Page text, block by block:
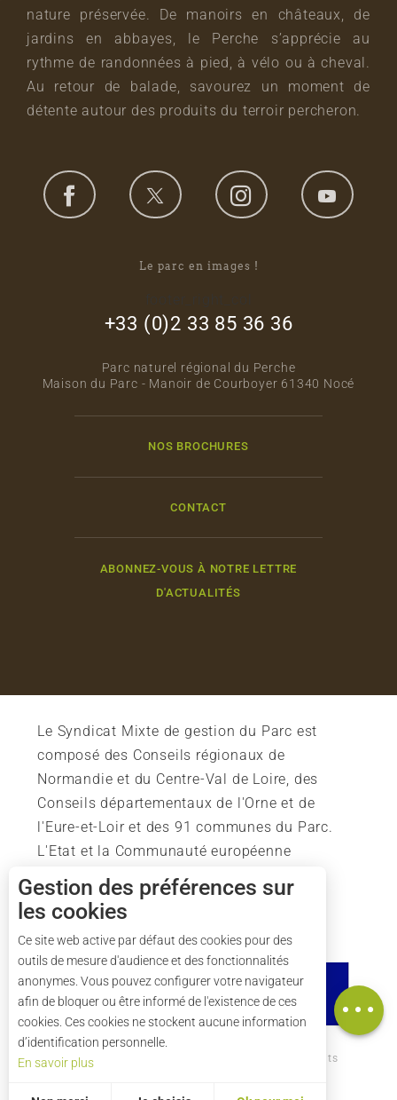
Horaires
Carte
nature préservée. De manoirs en châteaux, de
jardins en abbayes, le Perche s’apprécie au
rythme de randonnées à pied, à vélo ou à cheval.
Au retour de balade, savourez un moment de
détente autour des produits du terroir percheron.
Le parc en images !
+33 (0)2 33 85 36 36
Parc naturel régional du Perche
Maison du Parc - Manoir de Courboyer 61340 Nocé
NOS BROCHURES
CONTACT
ABONNEZ-VOUS À NOTRE LETTRE
D'ACTUALITÉS
Le Syndicat Mixte de gestion du Parc est
composé des Conseils régionaux de
Normandie et du Centre-Val de Loire, des
Conseils départementaux de l'Orne et de
l'Eure-et-Loir et des 91 communes du Parc.
L'Etat et la Communauté européenne
soutiennent également l'action du Parc.
Comment venir ? Crédits
Plan du site
Gestion des préférences sur
les cookies
Ce site web active par défaut des cookies pour des
outils de mesure d'audience et des fonctionnalités
anonymes. Vous pouvez configurer votre navigateur
afin de bloquer ou être informé de l'existence de ces
cookies. Ces cookies ne stockent aucune information
d’identification personnelle.
En savoir plus